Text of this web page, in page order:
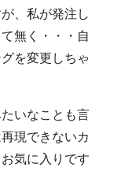
、私が発注し
無く・・・自
を変更しちゃ
いなことも言
現できないカ
気に入りです